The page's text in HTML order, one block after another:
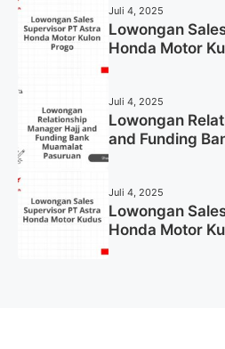
Juli 4, 2025
Lowongan
Honda Motor
Juli 4, 2025
Lowongan
and Funding
Juli 4, 2025
Lowongan
Honda Motor